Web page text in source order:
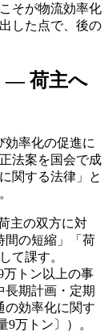
そが物流効率化
した点で、後の
— 荷主へ
効率化の促進に
法案を国会で成
関する法律」と
主の双方に対
間の短縮」「荷
て課す。
万トン以上の事
長期計画・定期
の効率化に関す
9万トン〕）。